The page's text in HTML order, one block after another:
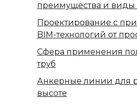
преимущества и виды
Проектирование с
BIM-технологий от
Сфера применения
труб
Анкерные линии для
высоте